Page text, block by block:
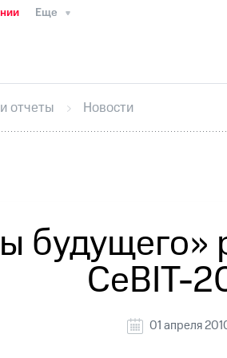
Еще
Интервью
секретарьРаскрытие
кабинет акционера
отчеты Новости
будущего»
CeBIT-
01 апреля